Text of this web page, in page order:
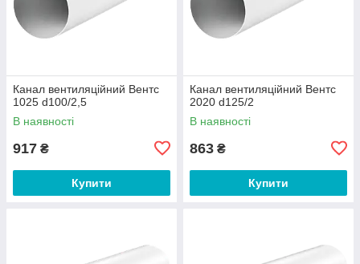
Канал вентиляційний Вентс
1025 d100/2,5
В наявності
917 ₴
Купити
Канал вентиляційний Вентс
2020 d125/2
В наявності
863 ₴
Купити